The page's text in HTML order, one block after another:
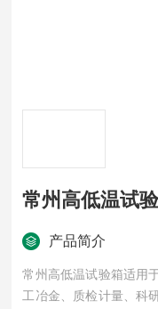
常州高低温试
产品简介
常州高低温试验箱适用
工冶金、质检计量、科